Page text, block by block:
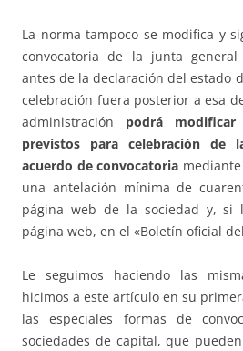
La norma tampoco se modifica y
convocatoria de la junta
antes de la declaración del estado
celebración fuera posterior a esa
administración podrá
previstos para celebración
acuerdo de convocatoria
una antelación mínima de
página web de la sociedad y, si
página web, en el «Boletín oficial
Le seguimos haciendo las
hicimos a este artículo en su
las especiales formas de
sociedades de capital, que